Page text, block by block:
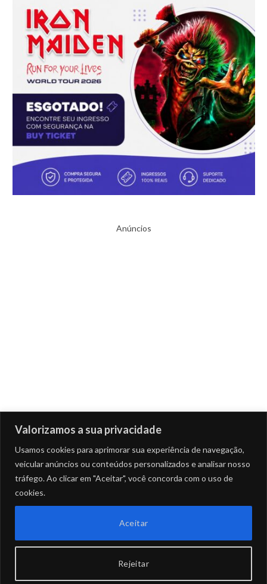
Valorizamos a sua privacidade
Usamos cookies para aprimorar sua experiência de navegação,
veicular anúncios ou conteúdos personalizados e analisar nosso
tráfego. Ao clicar em "Aceitar", você concorda com o uso de
cookies.
Rejeitar
Aceitar
Anúncios